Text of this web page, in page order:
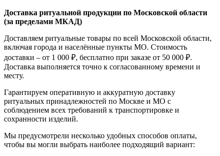
Доставка ритуальной продукции по Московской области
(за пределами МКАД)
Доставляем ритуальные товары по всей Московской области,
включая города и населённые пункты МО. Стоимость
доставки – от 1 000 ₽, бесплатно при заказе от 50 000 ₽.
Доставка выполняется точно к согласованному времени и
месту.
Гарантируем оперативную и аккуратную доставку
ритуальных принадлежностей по Москве и МО с
соблюдением всех требований к транспортировке и
сохранности изделий.
Мы предусмотрели несколько удобных способов оплаты,
чтобы вы могли выбрать наиболее подходящий вариант: